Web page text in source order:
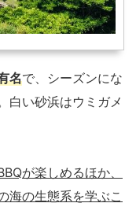
名で、シーズンにな
白い砂浜はウミガメ
が楽しめるほか、
海の生態系を学ぶこ